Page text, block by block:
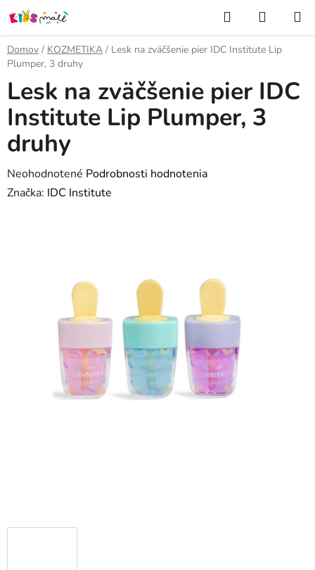
Prejsť
na
obsah
Hľadať
KOŠÍK
Domov / KOZMETIKA / Lesk na zväčšenie pier IDC Institute Lip
Plumper, 3 druhy
Lesk na zväčšenie pier IDC
Institute Lip Plumper, 3
druhy
Priemerné
hodnotenie
Neohodnotené Podrobnosti hodnotenia
Značka: IDC Institute